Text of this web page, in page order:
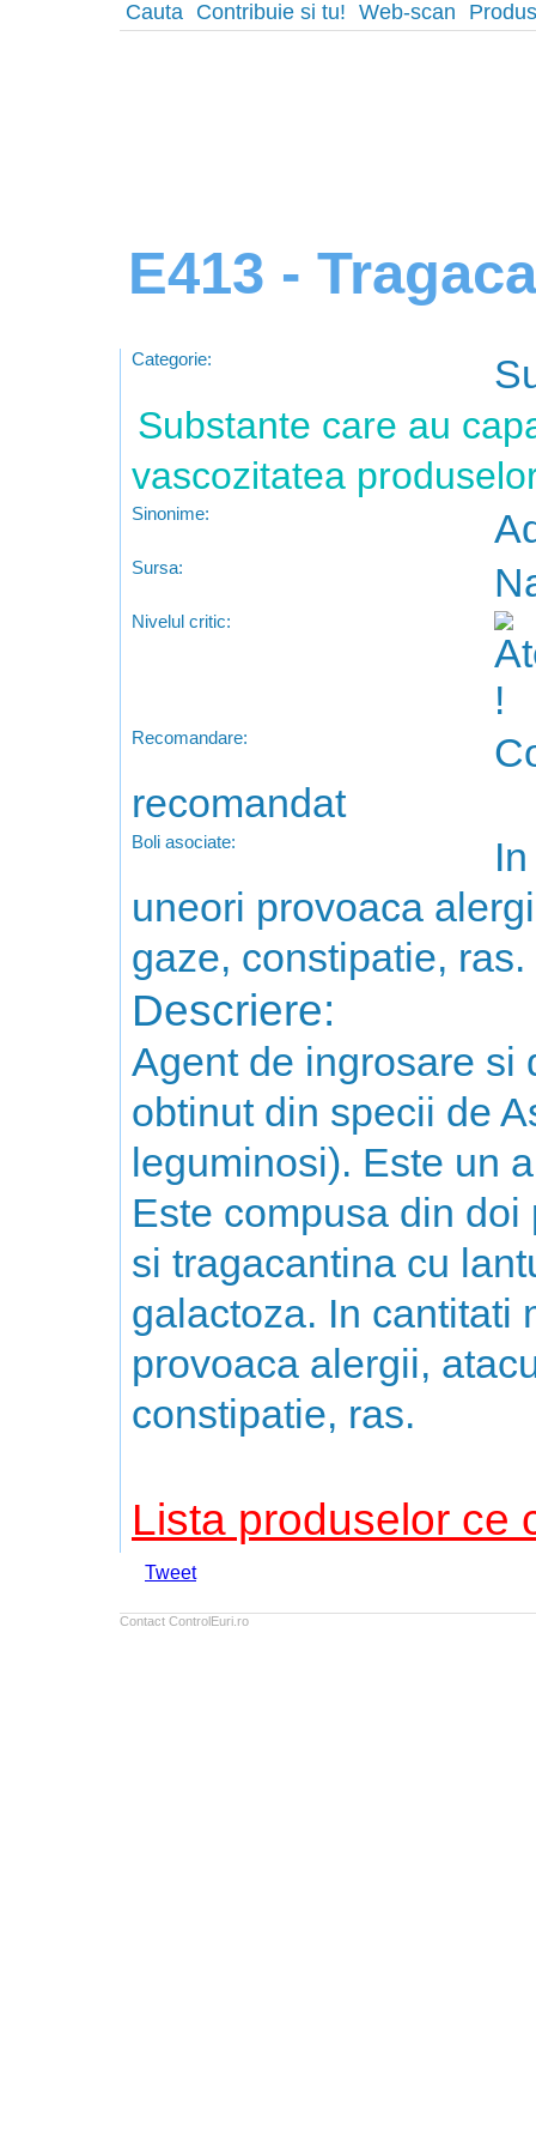
Cauta Contribuie si tu! Web-scan
E413 -
Categorie:
Substante care au
vascozitatea
Sinonime:
Sursa:
Nivelul critic:
Recomandare:
recomandat
Boli asociate:
uneori provoaca
gaze, constipatie, ras.
Descriere:
Agent de ingrosare si
obtinut din specii de
leguminosi). Este un
Este compusa din
si tragacantina cu
galactoza. In cantitati
provoaca alergii,
constipatie, ras.
Lista produselor ce
Tweet
Contact ControlEuri.ro